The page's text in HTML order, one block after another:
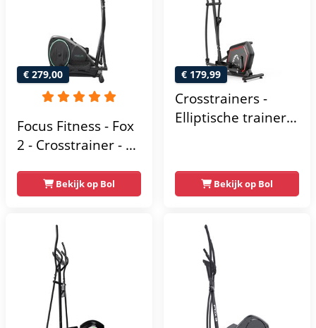
Hartslagmeter
€ 279,00
Focus Fitness - Fox
2 - Crosstrainer - 16
Weerstandsniveaus
Bekijk op Bol
€ 179,99
Crosstrainers -
Elliptische trainer
- Magnetische
weerstand met 16
scherm - Zwart
Bekijk op Bol